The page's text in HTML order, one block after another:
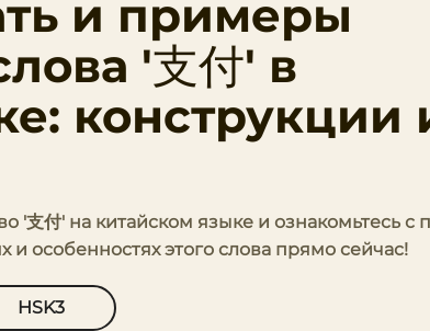
и примеры
'支付' в
конструкции
'支付' на китайском языке и ознакомьтесь
и особенностях этого слова прямо сейчас!
HSK3